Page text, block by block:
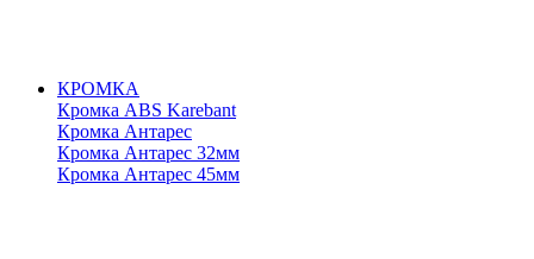
КРОМКА
Кромка ABS Karebant
Кромка Антарес
Кромка Антарес 32мм
Кромка Антарес 45мм